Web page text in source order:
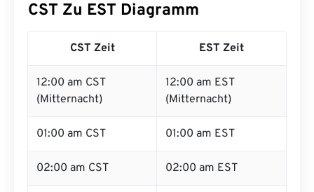
CST Zu EST Diagramm
CST Zeit EST Zeit
12:00 am CST
(Mitternacht)
12:00 am EST
(Mitternacht)
01:00 am CST 01:00 am EST
02:00 am CST 02:00 am EST